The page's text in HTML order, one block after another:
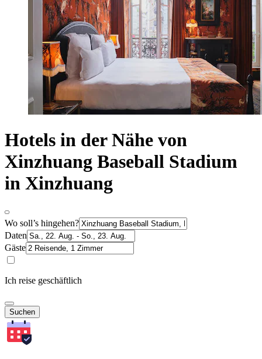
Hotels in der Nähe von
Xinzhuang Baseball Stadium
in Xinzhuang
Wo soll’s hingehen?
Daten
Gäste
Ich reise geschäftlich
Suchen